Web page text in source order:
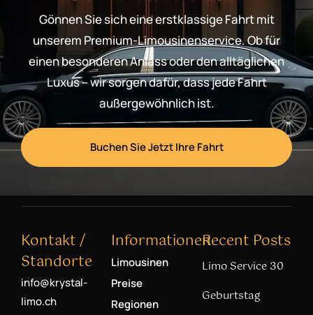
Gönnen Sie sich eine erstklassige Fahrt mit
unserem Premium-Limousinenservice. Ob für
einen besonderen Anlass oder den alltäglichen
Luxus – wir sorgen dafür, dass jede Fahrt
außergewöhnlich ist.
Buchen Sie Jetzt Ihre Fahrt
Kontakt /
Standorte
info@krystal-
limo.ch
Informationen
Limousinen
Preise
Regionen
Recent Posts
Limo Service 30
Geburtstag